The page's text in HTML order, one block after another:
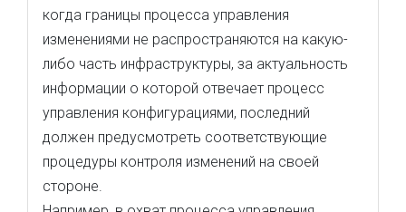
когда границы процесса управления
изменениями не распространяются на какую-
либо часть инфраструктуры, за актуальность
информации о которой отвечает процесс
управления конфигурациями, последний
должен предусмотреть соответствующие
процедуры контроля изменений на своей
стороне.